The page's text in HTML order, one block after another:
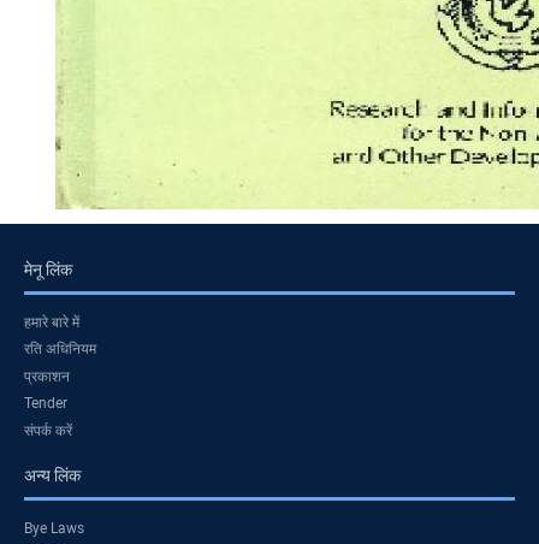
मेनू लिंक
हमारे बारे में
रति अधिनियम
प्रकाशन
Tender
संपर्क करें
अन्य लिंक
Bye Laws